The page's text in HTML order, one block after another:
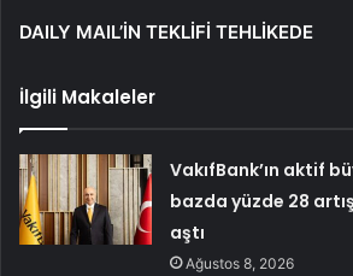
DAILY MAIL’İN TEKLİFİ TEHLİKEDE
İlgili Makaleler
VakıfBank’ın aktif
bazda yüzde 28
aştı
Ağustos 8, 2026